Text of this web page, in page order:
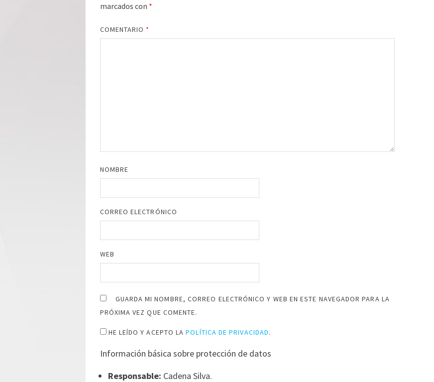
marcados con *
COMENTARIO *
NOMBRE
CORREO ELECTRÓNICO
WEB
GUARDA MI NOMBRE, CORREO ELECTRÓNICO Y WEB EN ESTE NAVEGADOR PARA LA
PRÓXIMA VEZ QUE COMENTE.
HE LEÍDO Y ACEPTO LAPOLÍTICA DE PRIVACIDAD.
Información básica sobre protección de datos
Responsable: Cadena Silva.